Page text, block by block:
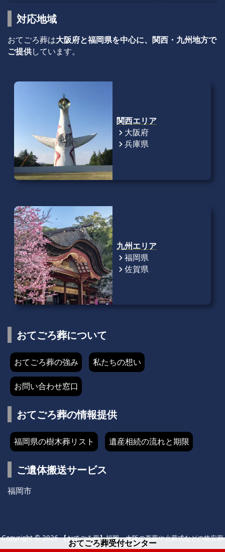
対応地域
おてごろ葬は大阪府と福岡県を中心に、関西・九州地方で
ご提供しています。
関西エリア
chevron_right大阪府
chevron_right兵庫県
九州エリア
chevron_right福岡県
chevron_right佐賀県
おてごろ葬について
おてごろ葬の強み 私たちの想い
お問い合わせ窓口
おてごろ葬の情報提供
福岡県の樹木葬リスト 遺産相続の流れと期限
ご遺体搬送サービス
福岡市
Copyright ©2026 【おてごろ葬】福岡・大阪の直葬や火葬式などの格安葬
儀All Rights Reserved.
おてごろ葬受付センター